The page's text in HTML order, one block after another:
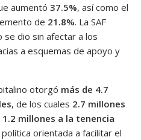
aumentó37.5%, así como el
de 21.8%. La SAF
dio sin afectar a los
a esquemas de apoyo y
otorgó más de 4.7
, de los cuales 2.7 millones
1.2 millones a la tenencia
orientada a facilitar el